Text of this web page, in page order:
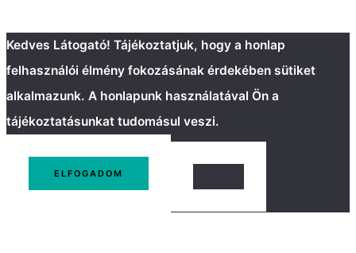
Kedves Látogató! Tájékoztatjuk, hogy a honlap
felhasználói élmény fokozásának érdekében sütiket
alkalmazunk. A honlapunk használatával Ön a
tájékoztatásunkat tudomásul veszi.
ELFOGADOM